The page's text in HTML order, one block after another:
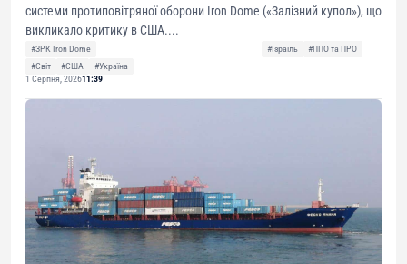
системи протиповітряної оборони Iron Dome («Залізний купол»), що
викликало критику в США....
#ЗРК Iron Dome #Ізраїль
#ППО та ПРО
#Світ
#США
#Україна
1 Серпня, 202611:39